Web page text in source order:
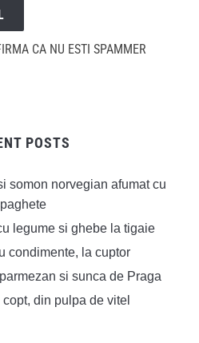
CA NU ESTI SPAMMER
POSTS
somon norvegian afumat cu
legume si ghebe la tigaie
condimente, la cuptor
si sunca de Praga
din pulpa de vitel